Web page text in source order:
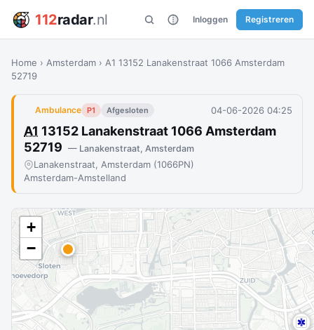
112radar.nl Inloggen Registreren
Home › Amsterdam › A1 13152 Lanakenstraat 1066 Amsterdam
52719
Ambulance P1 Afgesloten 04-06-2026 04:25
A1 13152 Lanakenstraat 1066 Amsterdam
52719 — Lanakenstraat, Amsterdam
Lanakenstraat, Amsterdam (1066PN)
Amsterdam-Amstelland
+
−